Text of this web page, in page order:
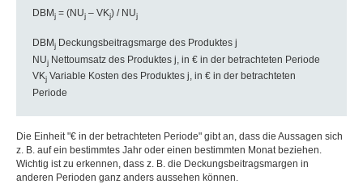
DBMj = (NUj – VKj) / NUj
DBMj Deckungsbeitragsmarge des Produktes j
NUj Nettoumsatz des Produktes j, in € in der betrachteten Periode
VKj Variable Kosten des Produktes j, in € in der betrachteten
Periode
Die Einheit "€ in der betrachteten Periode" gibt an, dass die Aussagen sich
z. B. auf ein bestimmtes Jahr oder einen bestimmten Monat beziehen.
Wichtig ist zu erkennen, dass z. B. die Deckungsbeitragsmargen in
anderen Perioden ganz anders aussehen können.